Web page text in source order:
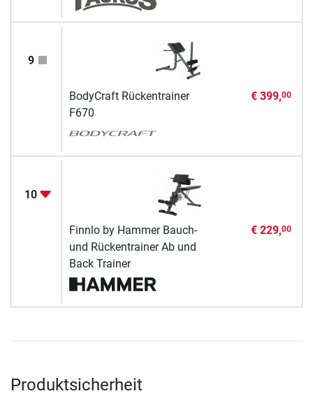
9
BodyCraft Rückentrainer
F670
€ 399,00
10
Finnlo by Hammer Bauch-
und Rückentrainer Ab und
Back Trainer
€ 229,00
Produktsicherheit